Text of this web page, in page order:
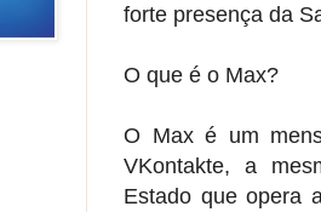
forte presença da
O que é o Max?
O Max é um
VKontakte, a
Estado que opera